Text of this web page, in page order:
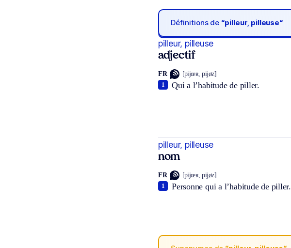
Définitions de “pilleur, pilleuse“
pilleur, pilleuse
adjectif
FR [pijœʀ, pijøz]
Qui a l’habitude de piller.
1
pilleur, pilleuse
nom
FR [pijœʀ, pijøz]
Personne qui a l’habitude de piller.
1